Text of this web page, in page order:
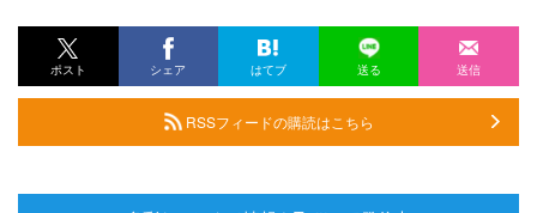
ポスト シェア はてブ 送る 送信
RSSフィードの購読はこちら